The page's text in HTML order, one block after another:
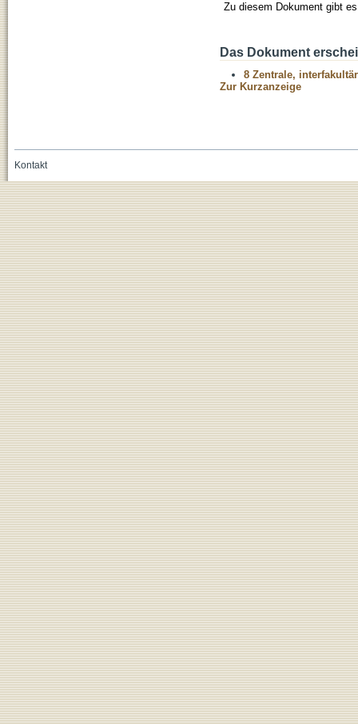
Zu diesem Dokument gibt
Das Dokument
8 Zentrale,
Zur Kurzanzeige
Kontakt